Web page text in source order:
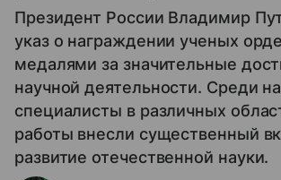
Президент России Владимир
указ о награждении ученых
медалями за значительные
научной деятельности. Среди
специалисты в различных
работы внесли существенный
развитие отечественной науки.